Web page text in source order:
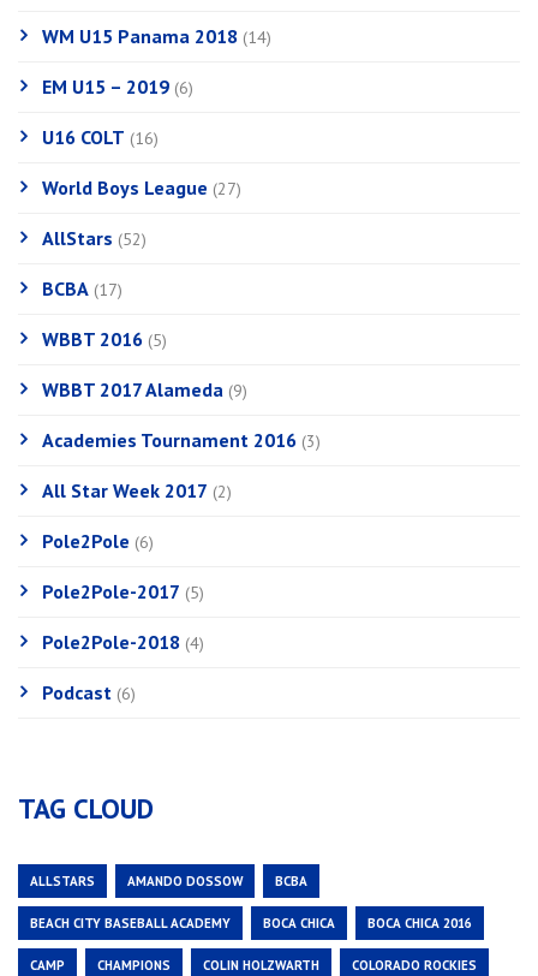
WM U15 Panama 2018 (14)
EM U15 – 2019 (6)
U16 COLT (16)
World Boys League (27)
AllStars (52)
BCBA (17)
WBBT 2016 (5)
WBBT 2017 Alameda (9)
Academies Tournament 2016 (3)
All Star Week 2017 (2)
Pole2Pole (6)
Pole2Pole-2017 (5)
Pole2Pole-2018 (4)
Podcast (6)
TAG CLOUD
ALLSTARS AMANDO DOSSOW BCBA
BEACH CITY BASEBALL ACADEMY BOCA CHICA BOCA CHICA 2016
CAMP CHAMPIONS COLIN HOLZWARTH COLORADO ROCKIES